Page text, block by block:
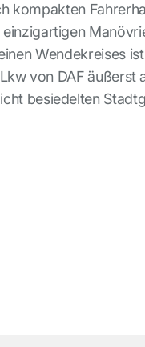
kompakten
einzigartigen
Wendekreises
von DAF äußerst
besiedelten